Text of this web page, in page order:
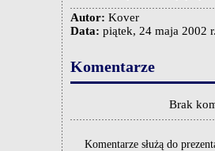
Autor: Kover
Data: piątek, 24 maja 2002
Komentarze
Brak
Komentarze służą do